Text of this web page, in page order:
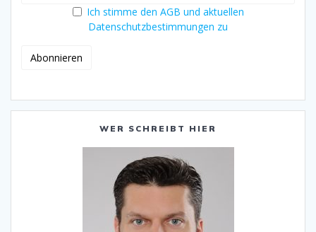
Ich stimme den AGB und aktuellen
Datenschutzbestimmungen zu
WER SCHREIBT HIER